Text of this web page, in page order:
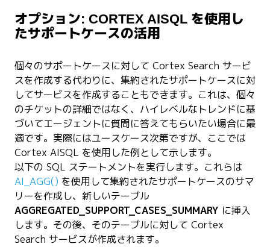
オプション: CORTEX AISQL を使用し
たサポートケースの活用
個々のサポートケースに対して Cortex Search サービ
スを作成する代わりに、集約されたサポートケースに対
してサービスを作成することもできます。これは、個々
のチケットの詳細ではなく、ハイレベルなトレンドに基
づいてエージェントに質問に答えてもらいたい場合に最
適です。実際にはユースケース次第ですが、ここでは
Cortex AISQL を使用した例として示します。
以下の SQL ステートメントを実行します。これらは
AI_AGG() を使用して集約されたサポートケースのサマ
リーを作成し、新しいテーブル
AGGREGATED_SUPPORT_CASES_SUMMARY に挿入
します。その後、そのテーブルに対して Cortex
Search サービスが作成されます。